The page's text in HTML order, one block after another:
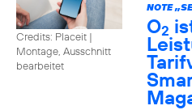
Credits: Placeit |
Montage, Ausschnitt
bearbeitet
NOTE
O2